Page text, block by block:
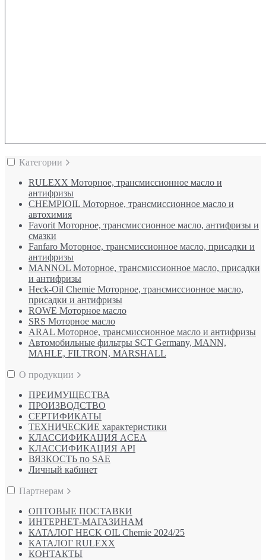
Категории
RULEXX Моторное, трансмиссионное масло и
антифризы
CHEMPIOIL Моторное, трансмиссионное масло и
автохимия
Favorit Моторное, трансмиссионное масло, антифризы и
смазки
Fanfaro Моторное, трансмиссионное масло, присадки и
антифризы
MANNOL Моторное, трансмиссионное масло, присадки
и антифризы
Heck-Oil Chemie Моторное, трансмиссионное масло,
присадки и антифризы
ROWE Моторное масло
SRS Моторное масло
ARAL Моторное, трансмиссионное масло и антифризы
Автомобильные фильтры SCT Germany, MANN,
MAHLE, FILTRON, MARSHALL
О продукции
ПРЕИМУЩЕСТВА
ПРОИЗВОДСТВО
СЕРТИФИКАТЫ
ТЕХНИЧЕСКИЕ характеристики
КЛАССИФИКАЦИЯ ACEA
КЛАССИФИКАЦИЯ API
ВЯЗКОСТЬ по SAE
Личный кабинет
Партнерам
ОПТОВЫЕ ПОСТАВКИ
ИНТЕРНЕТ-МАГАЗИНАМ
КАТАЛОГ HECK OIL Chemie 2024/25
КАТАЛОГ RULEXX
КОНТАКТЫ